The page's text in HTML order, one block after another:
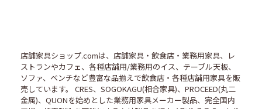
店舗家具ショップ.comは、店舗家具・飲食店・業務用家具、レ
ストランやカフェ、各種店舗用/業務用のイス、テーブル天板、
ソファ、ベンチなど豊富な品揃えで飲食店・各種店舗用家具を販
売しています。 CRES、SOGOKAGU(相合家具)、PROCEED(丸二
金属)、QUONを始めとした業務用家具メーカー製品、完全国内